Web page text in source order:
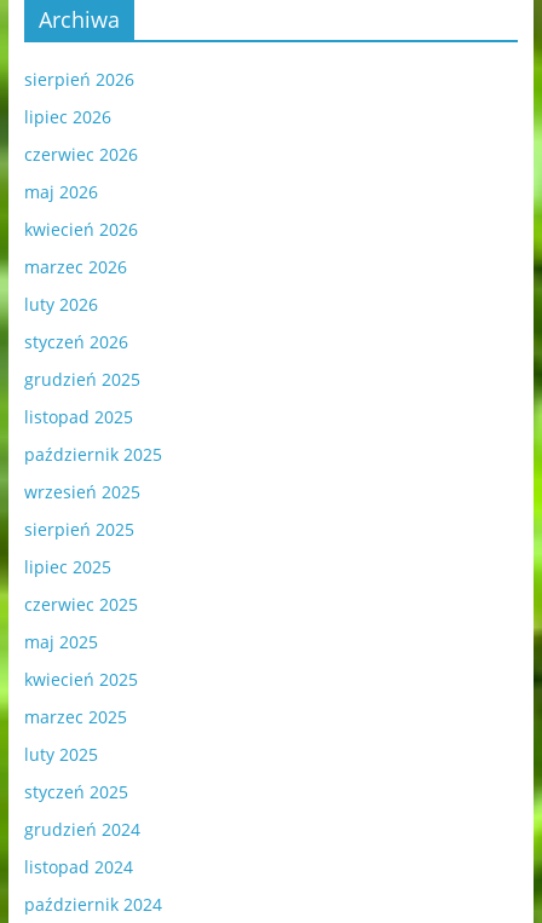
Archiwa
sierpień 2026
lipiec 2026
czerwiec 2026
maj 2026
kwiecień 2026
marzec 2026
luty 2026
styczeń 2026
grudzień 2025
listopad 2025
październik 2025
wrzesień 2025
sierpień 2025
lipiec 2025
czerwiec 2025
maj 2025
kwiecień 2025
marzec 2025
luty 2025
styczeń 2025
grudzień 2024
listopad 2024
październik 2024